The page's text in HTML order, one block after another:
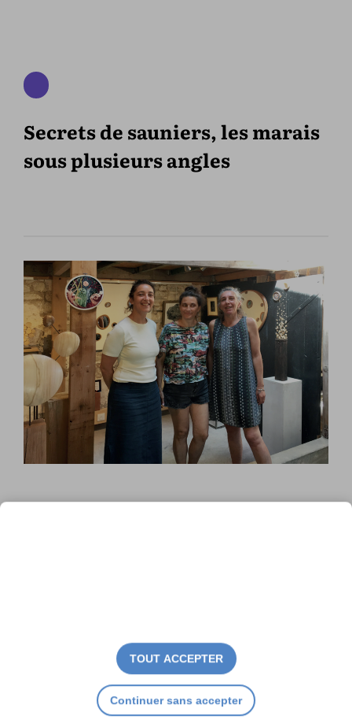
Secrets de sauniers, les marais
sous plusieurs angles
Aurélie Courcier
TOUT ACCEPTER
Continuer sans accepter